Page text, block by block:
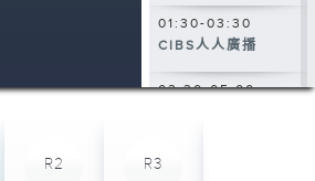
01:30-03:30
CIBS人人廣播
03:30-05:00
05:00-06:30
R2 R3